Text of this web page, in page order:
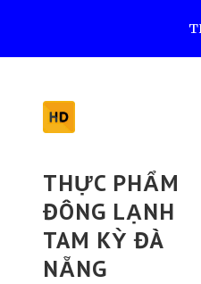
THỰC PHẨM
ĐÔNG LẠNH
TAM KỲ ĐÀ
NẴNG